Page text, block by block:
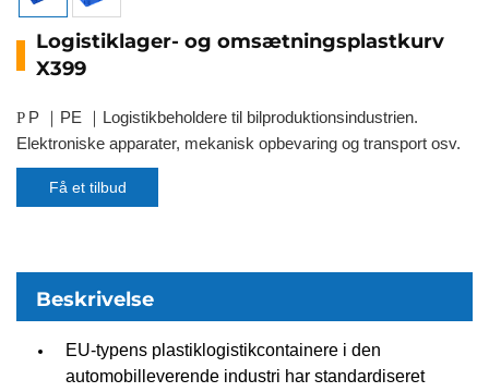
Logistiklager- og omsætningsplastkurv
X399
P P PE
Logistikbeholdere til bilproduktionsindustrien.
Elektroniske apparater, mekanisk opbevaring og transport osv.
Få et tilbud
Beskrivelse
EU-typens plastiklogistikcontainere i den
automobilleverende industri har standardiseret